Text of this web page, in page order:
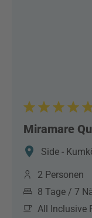
Miramare
Side -
2 Personen
8 Tage / 7
All Inclusive